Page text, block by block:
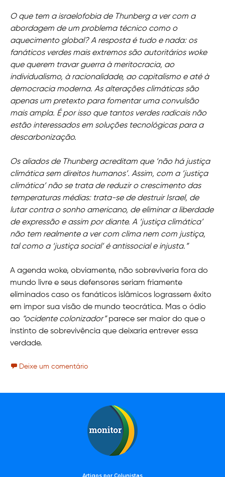
O que tem a israelofobia de Thunberg a ver com a
abordagem de um problema técnico como o
aquecimento global? A resposta é tudo e nada: os
fanáticos verdes mais extremos são autoritários woke
que querem travar guerra à meritocracia, ao
individualismo, à racionalidade, ao capitalismo e até à
democracia moderna. As alterações climáticas são
apenas um pretexto para fomentar uma convulsão
mais ampla. É por isso que tantos verdes radicais não
estão interessados em soluções tecnológicas para a
descarbonização.
Os aliados de Thunberg acreditam que ‘não há justiça
climática sem direitos humanos’. Assim, com a ‘justiça
climática’ não se trata de reduzir o crescimento das
temperaturas médias: trata-se de destruir Israel, de
lutar contra o sonho americano, de eliminar a liberdade
de expressão e assim por diante. A ‘justiça climática’
não tem realmente a ver com clima nem com justiça,
tal como a ‘justiça social’ é antissocial e injusta.”
A agenda woke, obviamente, não sobreviveria fora do
mundo livre e seus defensores seriam friamente
eliminados caso os fanáticos islâmicos lograssem êxito
em impor sua visão de mundo teocrática. Mas o ódio
ao “ocidente colonizador”parece ser maior do que o
instinto de sobrevivência que deixaria entrever essa
verdade.
Deixe um comentário